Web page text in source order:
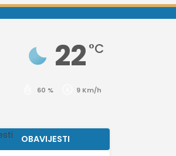
22 °C
60 % 9 Km/h
OBAVIJESTI